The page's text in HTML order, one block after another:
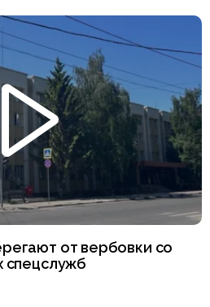
от вербовки со
спецслужб